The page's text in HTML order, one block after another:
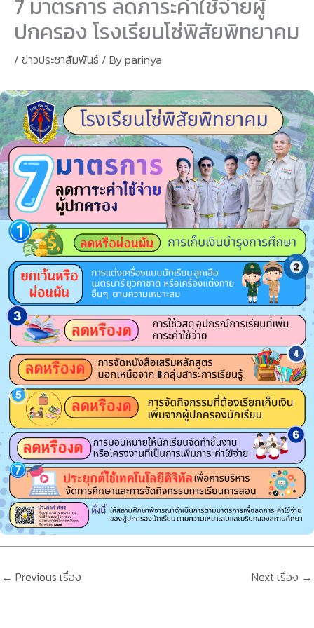
7 มาตรการ ลดภาระค่าใช้จ่ายผู้
ปกครอง โรงเรียนโซ่พิสัยพิทยาคม
/ ข่าวประชาสัมพันธ์/ Byparinya
← Previous เรื่อง Next เรื่อง →